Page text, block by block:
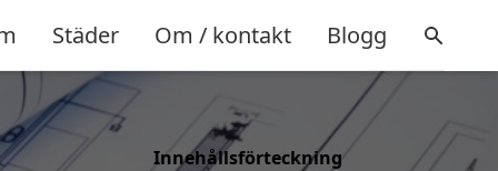
Städer Om / kontakt Blogg
Innehållsförteckning